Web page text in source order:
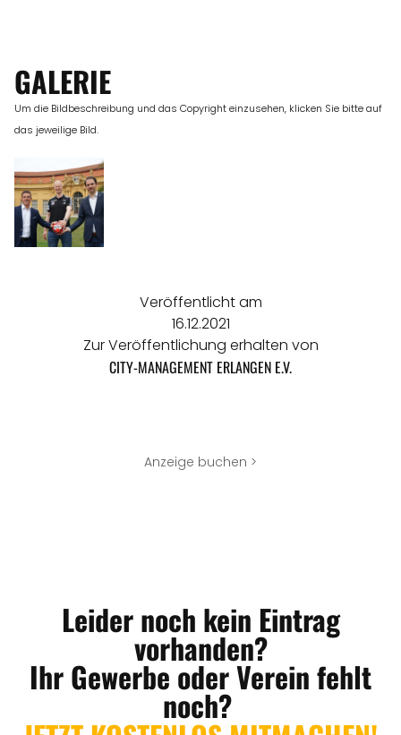
GALERIE
Um die Bildbeschreibung und das Copyright einzusehen, klicken Sie bitte auf
das jeweilige Bild.
Veröffentlicht am
16.12.2021
Zur Veröffentlichung erhalten von
CITY-MANAGEMENT ERLANGEN E.V.
Anzeige buchen >
Leider noch kein Eintrag
vorhanden?
Ihr Gewerbe oder Verein fehlt
noch?